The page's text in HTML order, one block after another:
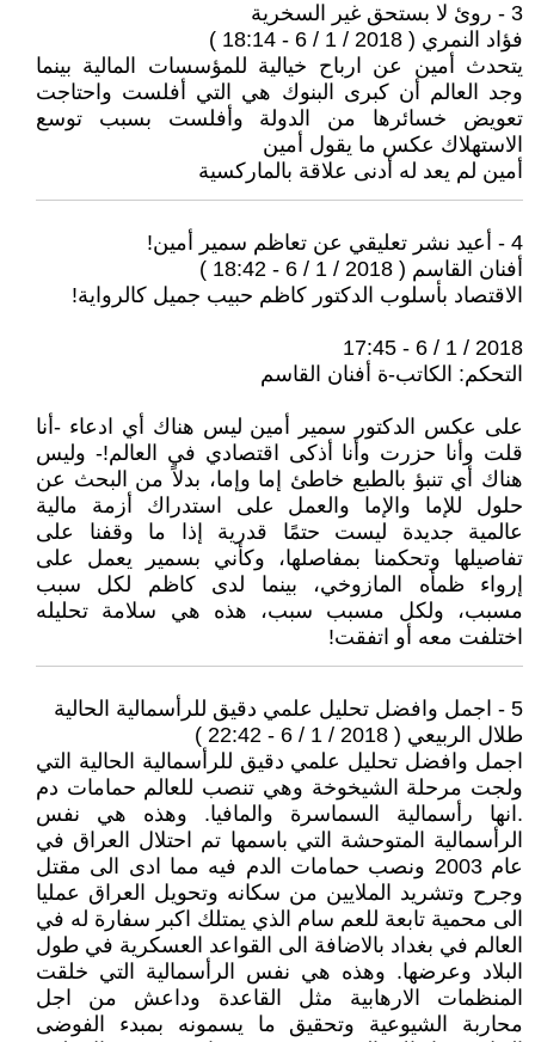
3 - روئ لا بستحق غير السخرية
فؤاد النمري ( 2018 / 1 / 6 - 18:14 )
يتحدث أمين عن ارباح خيالية للمؤسسات المالية بينما
وجد العالم أن كبرى البنوك هي التي أفلست واحتاجت
تعويض خسائرها من الدولة وأفلست بسبب توسع
الاستهلاك عكس ما يقول أمين
أمين لم يعد له أدنى علاقة بالماركسية
4 - أعيد نشر تعليقي عن تعاظم سمير أمين!
أفنان القاسم ( 2018 / 1 / 6 - 18:42 )
الاقتصاد بأسلوب الدكتور كاظم حبيب جميل كالرواية!
2018 / 1 / 6 - 17:45
التحكم: الكاتب-ة أفنان القاسم
على عكس الدكتور سمير أمين ليس هناك أي ادعاء -أنا
قلت وأنا حزرت وأنا أذكى اقتصادي في العالم!- وليس
هناك أي تنبؤ بالطبع خاطئ إما وإما، بدلاً من البحث عن
حلول للإما والإما والعمل على استدراك أزمة مالية
عالمية جديدة ليست حتمًا قدرية إذا ما وقفنا على
تفاصيلها وتحكمنا بمفاصلها، وكأني بسمير يعمل على
إرواء ظمأه المازوخي، بينما لدى كاظم لكل سبب
مسبب، ولكل مسبب سبب، هذه هي سلامة تحليله
اختلفت معه أو اتفقت!
5 - اجمل وافضل تحليل علمي دقيق للرأسمالية الحالية
طلال الربيعي ( 2018 / 1 / 6 - 22:42 )
اجمل وافضل تحليل علمي دقيق للرأسمالية الحالية التي
ولجت مرحلة الشيخوخة وهي تنصب للعالم حمامات دم
.انها رأسمالية السماسرة والمافيا. وهذه هي نفس
الرأسمالية المتوحشة التي باسمها تم احتلال العراق في
عام 2003 ونصب حمامات الدم فيه مما ادى الى مقتل
وجرح وتشريد الملايين من سكانه وتحويل العراق عمليا
الى محمية تابعة للعم سام الذي يمتلك اكبر سفارة له في
العالم في بغداد بالاضافة الى القواعد العسكرية في طول
البلاد وعرضها. وهذه هي نفس الرأسمالية التي خلقت
المنظمات الارهابية مثل القاعدة وداعش من اجل
محاربة الشيوعية وتحقيق ما يسمونه بمبدء الفوضى